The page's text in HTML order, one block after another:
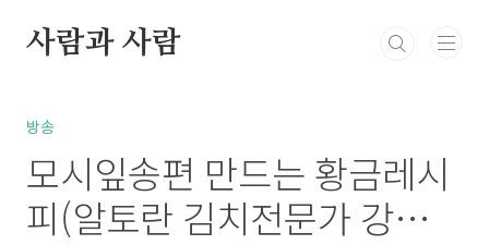
사람과 사람
북부정류장 레스카페
방송
모시잎송편 만드는 황금레시
피(알토란 김치전문가 강순의